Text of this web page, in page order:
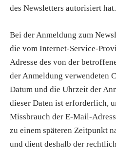
des Newsletters autorisiert hat.
Bei der Anmeldung zum
die vom Internet-Service-
Adresse des von der
der Anmeldung verwendeten
Datum und die Uhrzeit der
dieser Daten ist erforderlich,
Missbrauch der E-Mail-
zu einem späteren Zeitpunkt
und dient deshalb der